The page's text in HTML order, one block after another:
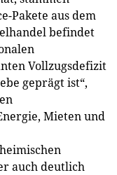
Pakete aus dem
befindet
Vollzugsdefizit
geprägt ist“,
Mieten und
auch deutlich